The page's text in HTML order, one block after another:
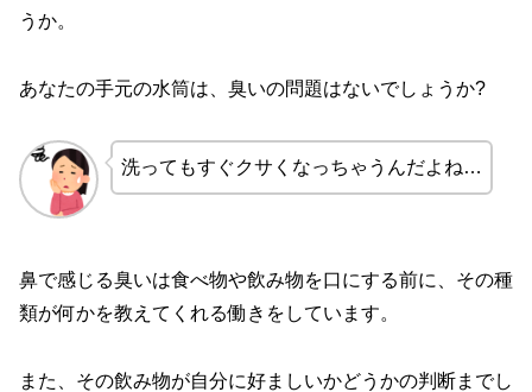
うか。
あなたの手元の水筒は、臭いの問題はないでしょうか?
洗ってもすぐクサくなっちゃうんだよね…
鼻で感じる臭いは食べ物や飲み物を口にする前に、その種
類が何かを教えてくれる働きをしています。
また、その飲み物が自分に好ましいかどうかの判断までし